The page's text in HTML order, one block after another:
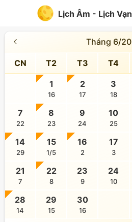
Lịch Âm - Lịch
Tháng 6/
CN T2 T3 T4
1
16
2
17
3
18
7
22
8
23
9
24
10
25
14
29
15
1/5
16
2
17
3
21
7
22
8
23
9
24
10
28
14
29
15
30
16